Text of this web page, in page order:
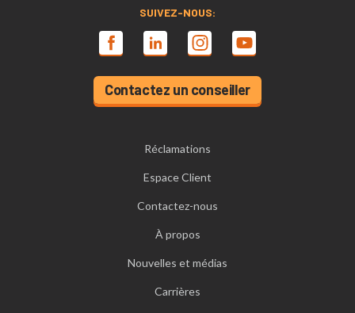
SUIVEZ-NOUS:
Contactez un conseiller
Réclamations
Espace Client
Contactez-nous
À propos
Nouvelles et médias
Carrières